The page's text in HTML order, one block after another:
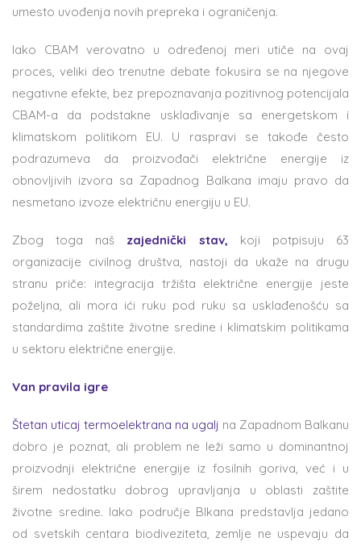
umesto uvođenja novih prepreka i ograničenja.
Iako CBAM verovatno u određenoj meri utiče na ovaj
proces, veliki deo trenutne debate fokusira se na njegove
negativne efekte, bez prepoznavanja pozitivnog potencijala
CBAM-a da podstakne usklađivanje sa energetskom i
klimatskom politikom EU. U raspravi se takođe često
podrazumeva da proizvođači električne energije iz
obnovljivih izvora sa Zapadnog Balkana imaju pravo da
nesmetano izvoze električnu energiju u EU.
Zbog toga naš zajednički stav, koji potpisuju 63
organizacije civilnog društva, nastoji da ukaže na drugu
stranu priče: integracija tržišta električne energije jeste
poželjna, ali mora ići ruku pod ruku sa usklađenošću sa
standardima zaštite životne sredine i klimatskim politikama
u sektoru električne energije.
Van pravila igre
Štetan uticaj termoelektrana na ugalj na Zapadnom Balkanu
dobro je poznat, ali problem ne leži samo u dominantnoj
proizvodnji električne energije iz fosilnih goriva, već i u
širem nedostatku dobrog upravljanja u oblasti zaštite
životne sredine. Iako područje Blkana predstavlja jedano
od svetskih centara biodiveziteta, zemlje ne uspevaju da